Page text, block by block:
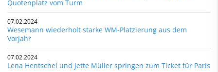
Quotenplatz vom Turm
07.02.2024
Wesemann wiederholt starke WM-Platzierung aus dem
Vorjahr
07.02.2024
Lena Hentschel und Jette Müller springen zum Ticket für Paris